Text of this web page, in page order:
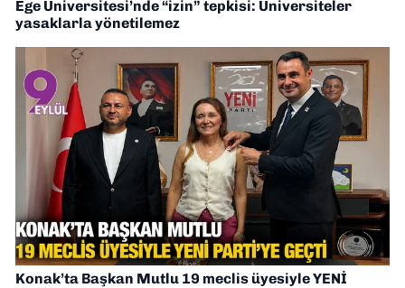
Ege Üniversitesi’nde “izin” tepkisi: Üniversiteler
yasaklarla yönetilemez
Konak’ta Başkan Mutlu 19 meclis üyesiyle YENİ